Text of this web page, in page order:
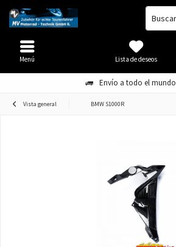
Envío a todo el mundo
Lista de deseos
Menú
Vista general BMW S1000R